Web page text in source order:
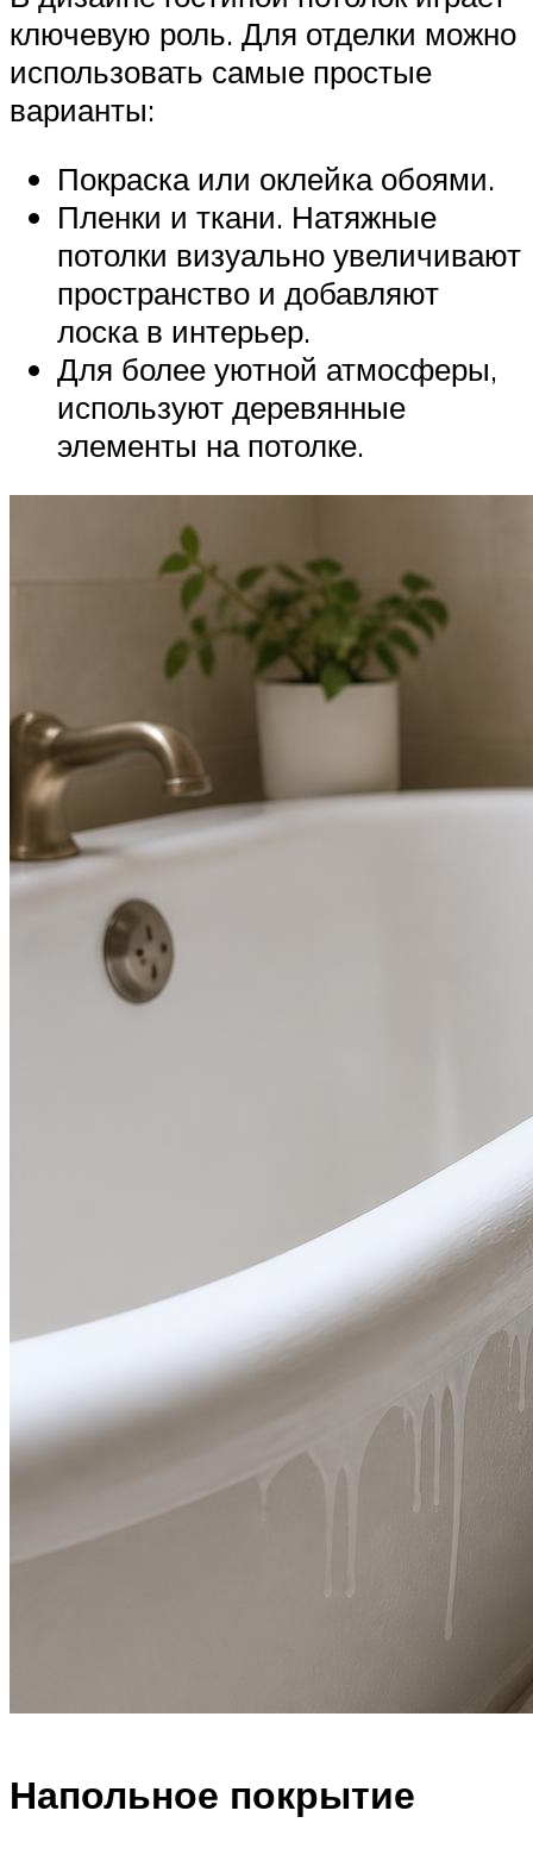
ключевую роль. Для отделки можно
использовать самые простые
варианты:
Покраска или оклейка обоями.
Пленки и ткани. Натяжные
потолки визуально увеличивают
пространство и добавляют
лоска в интерьер.
Для более уютной атмосферы,
используют деревянные
элементы на потолке.
Напольное покрытие